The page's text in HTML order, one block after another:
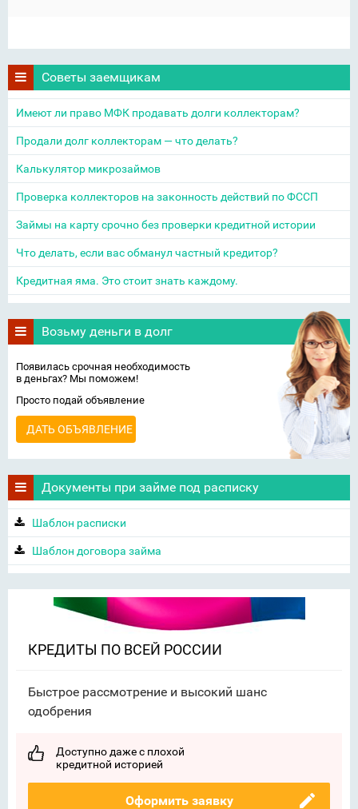
Советы заемщикам
Имеют ли право МФК продавать долги коллекторам?
Продали долг коллекторам — что делать?
Калькулятор микрозаймов
Проверка коллекторов на законность действий по ФССП
Займы на карту срочно без проверки кредитной истории
Что делать, если вас обманул частный кредитор?
Кредитная яма. Это стоит знать каждому.
Возьму деньги в долг
Появилась срочная необходимость
в деньгах? Мы поможем!
Просто подай объявление
ДАТЬ ОБЪЯВЛЕНИЕ
Документы при займе под расписку
Шаблон расписки
Шаблон договора займа
КРЕДИТЫ ПО ВСЕЙ РОССИИ
Быстрое рассмотрение и высокий шанс
одобрения
Доступно даже с плохой
кредитной историей
Оформить заявку